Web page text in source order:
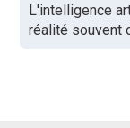
L'intelligence
réalité souvent